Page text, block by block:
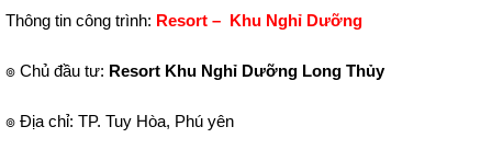
Thông tin công trình: Resort – Khu Nghỉ Dưỡng
๏ Chủ đầu tư: Resort Khu Nghỉ Dưỡng Long Thủy
๏ Địa chỉ: TP. Tuy Hòa, Phú yên